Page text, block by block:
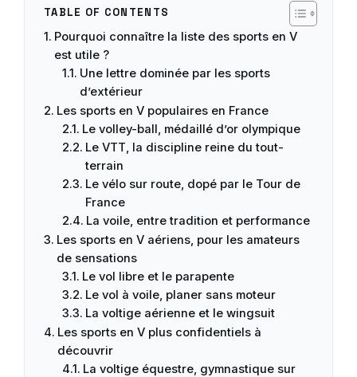
TABLE OF CONTENTS
Pourquoi connaître la liste des sports en V
est utile ?
Une lettre dominée par les sports
d’extérieur
Les sports en V populaires en France
Le volley-ball, médaillé d’or olympique
Le VTT, la discipline reine du tout-
terrain
Le vélo sur route, dopé par le Tour de
France
La voile, entre tradition et performance
Les sports en V aériens, pour les amateurs
de sensations
Le vol libre et le parapente
Le vol à voile, planer sans moteur
La voltige aérienne et le wingsuit
Les sports en V plus confidentiels à
découvrir
La voltige équestre, gymnastique sur